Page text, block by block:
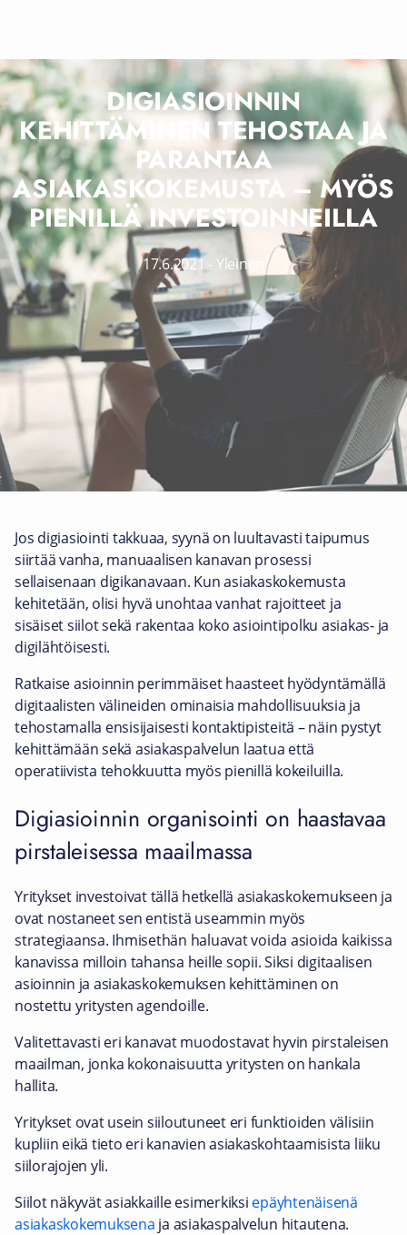
DIGIASIOINNIN
KEHITTÄMINEN TEHOSTAA JA
PARANTAA
ASIAKASKOKEMUSTA – MYÖS
PIENILLÄ INVESTOINNEILLA
17.6.2021- Yleinen
Jos digiasiointi takkuaa, syynä on luultavasti taipumus
siirtää vanha, manuaalisen kanavan prosessi
sellaisenaan digikanavaan. Kun asiakaskokemusta
kehitetään, olisi hyvä unohtaa vanhat rajoitteet ja
sisäiset siilot sekä rakentaa koko asiointipolku asiakas- ja
digilähtöisesti.
Ratkaise asioinnin perimmäiset haasteet hyödyntämällä
digitaalisten välineiden ominaisia mahdollisuuksia ja
tehostamalla ensisijaisesti kontaktipisteitä – näin pystyt
kehittämään sekä asiakaspalvelun laatua että
operatiivista tehokkuutta myös pienillä kokeiluilla.
Digiasioinnin organisointi on haastavaa
pirstaleisessa maailmassa
Yritykset investoivat tällä hetkellä asiakaskokemukseen ja
ovat nostaneet sen entistä useammin myös
strategiaansa. Ihmisethän haluavat voida asioida kaikissa
kanavissa milloin tahansa heille sopii. Siksi digitaalisen
asioinnin ja asiakaskokemuksen kehittäminen on
nostettu yritysten agendoille.
Valitettavasti eri kanavat muodostavat hyvin pirstaleisen
maailman, jonka kokonaisuutta yritysten on hankala
hallita.
Yritykset ovat usein siiloutuneet eri funktioiden välisiin
kupliin eikä tieto eri kanavien asiakaskohtaamisista liiku
siilorajojen yli.
Siilot näkyvät asiakkaille esimerkiksi epäyhtenäisenä
asiakaskokemuksena ja asiakaspalvelun hitautena.